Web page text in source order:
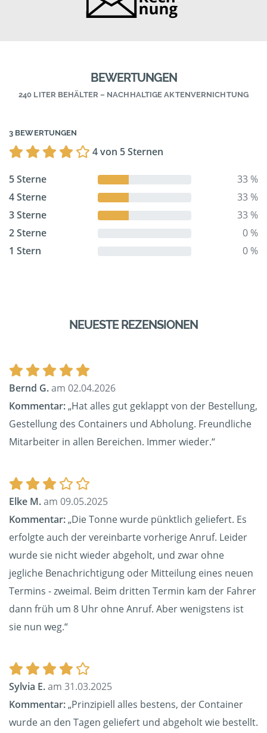
BEWERTUNGEN
240 LITER BEHÄLTER – NACHHALTIGE AKTENVERNICHTUNG
3 BEWERTUNGEN
4 von 5 Sternen
5 Sterne
33 %
4 Sterne
33 %
3 Sterne
33 %
2 Sterne
0 %
1 Stern
0 %
NEUESTE REZENSIONEN
Bernd G.am 02.04.2026
Kommentar:„Hat alles gut geklappt von der Bestellung,
Gestellung des Containers und Abholung. Freundliche
Mitarbeiter in allen Bereichen. Immer wieder.“
Elke M.am 09.05.2025
Kommentar:„Die Tonne wurde pünktlich geliefert. Es
erfolgte auch der vereinbarte vorherige Anruf. Leider
wurde sie nicht wieder abgeholt, und zwar ohne
jegliche Benachrichtigung oder Mitteilung eines neuen
Termins - zweimal. Beim dritten Termin kam der Fahrer
dann früh um 8 Uhr ohne Anruf. Aber wenigstens ist
sie nun weg.“
Sylvia E.am 31.03.2025
Kommentar:„Prinzipiell alles bestens, der Container
wurde an den Tagen geliefert und abgeholt wie bestellt.